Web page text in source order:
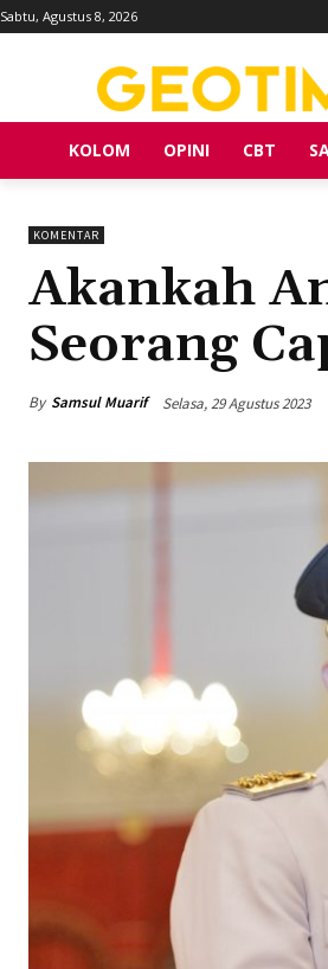
Sabtu, Agustus 8, 2026
KOLOM OPINI CBT
KOMENTAR
Akankah
Seorang
By Samsul Muarif Selasa, 29 Agustus 2023